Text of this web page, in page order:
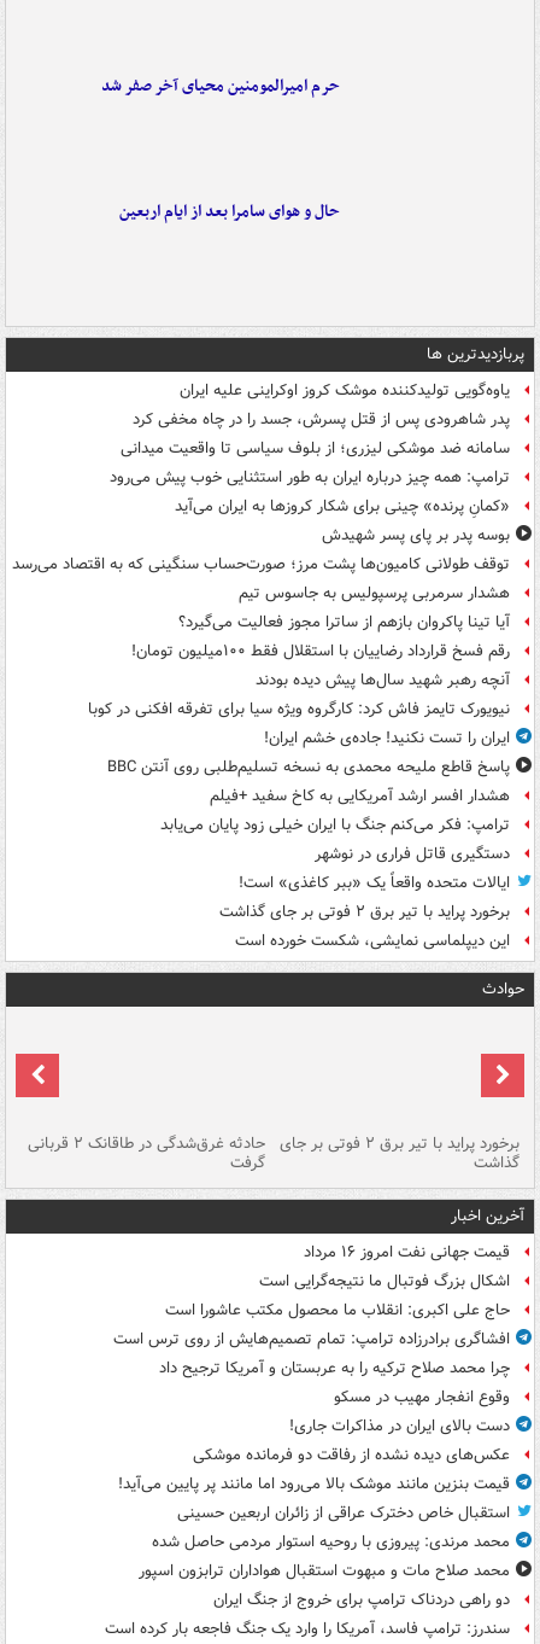
حرم امیرالمومنین محیای آخر صفر شد
حال و هوای سامرا بعد از ایام اربعین
پربازدیدترین ها
یاوه‌گویی تولیدکننده موشک کروز اوکراینی علیه ایران
پدر شاهرودی پس از قتل پسرش، جسد را در چاه مخفی کرد
سامانه ضد موشکی لیزری؛ از بلوف سیاسی تا واقعیت میدانی
ترامپ: همه چیز درباره ایران به طور استثنایی خوب پیش می‌رود
«کمانِ پرنده» چینی برای شکار کروزها به ایران می‌آید
بوسه‌ پدر بر پای پسر شهیدش
توقف طولانی کامیون‌ها پشت مرز؛ صورت‌حساب سنگینی که به اقتصاد می‌رسد
هشدار سرمربی پرسپولیس به جاسوس تیم
آیا تینا پاکروان بازهم از ساترا مجوز فعالیت می‌گیرد؟
رقم فسخ قرارداد رضاییان با استقلال فقط ۱۰۰میلیون تومان!
آنچه رهبر شهید سال‌ها پیش دیده بودند
نیویورک تایمز فاش کرد: کارگروه ویژه سیا برای تفرقه افکنی در کوبا
ایران را تست نکنید! جاده‌ی خشم ایران!
پاسخ قاطع ملیحه محمدی به نسخه تسلیم‌طلبی روی آنتن BBC
هشدار افسر ارشد آمریکایی به کاخ سفید +فیلم
ترامپ: فکر می‌کنم جنگ با ایران خیلی زود پایان می‌یابد
دستگیری قاتل فراری در نوشهر
ایالات متحده واقعاً یک «ببر کاغذی» است!
برخورد پراید با تیر برق ۲ فوتی بر جای گذاشت
این دیپلماسی نمایشی، شکست خورده است
حوادث
برخورد پراید با تیر برق ۲ فوتی بر جای
گذاشت
حادثه غرق‌شدگی در طاقانک ۲ قربانی
گرفت
آخرین اخبار
قیمت جهانی نفت امروز ۱۶ مرداد
اشکال بزرگ فوتبال ما نتیجه‌گرایی است
حاج علی اکبری: انقلاب ما محصول مکتب عاشورا است
افشاگری برادرزاده ترامپ: تمام تصمیم‌هایش از روی ترس است
چرا محمد صلاح ترکیه را به عربستان و آمریکا ترجیح داد
وقوع انفجار مهیب در مسکو
دست بالای ایران در مذاکرات جاری!
عکس‌های دیده نشده از رفاقت دو فرمانده‌ موشکی
قیمت بنزین مانند موشک بالا می‌رود اما مانند پر پایین می‌آید!
استقبال خاص دخترک عراقی از زائران اربعین حسینی
محمد مرندی: پیروزی با روحیه استوار مردمی حاصل شده
محمد صلاح مات و مبهوت استقبال هواداران ترابزون اسپور
دو راهی دردناک ترامپ برای خروج از جنگ ایران
سندرز: ترامپ فاسد، آمریکا را وارد یک جنگ فاجعه بار کرده است